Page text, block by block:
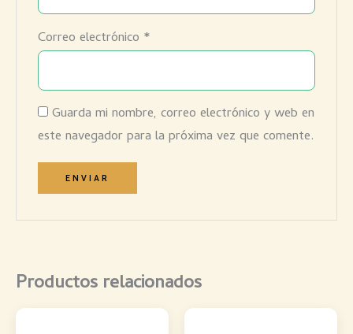
Correo electrónico *
Guarda mi nombre, correo electrónico y web en
este navegador para la próxima vez que comente.
Productos relacionados